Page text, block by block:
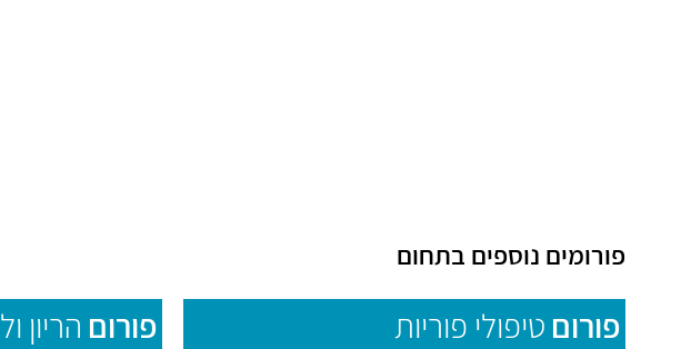
פורומים נוספים בתחום
פורום טיפולי פוריות פורום הריון